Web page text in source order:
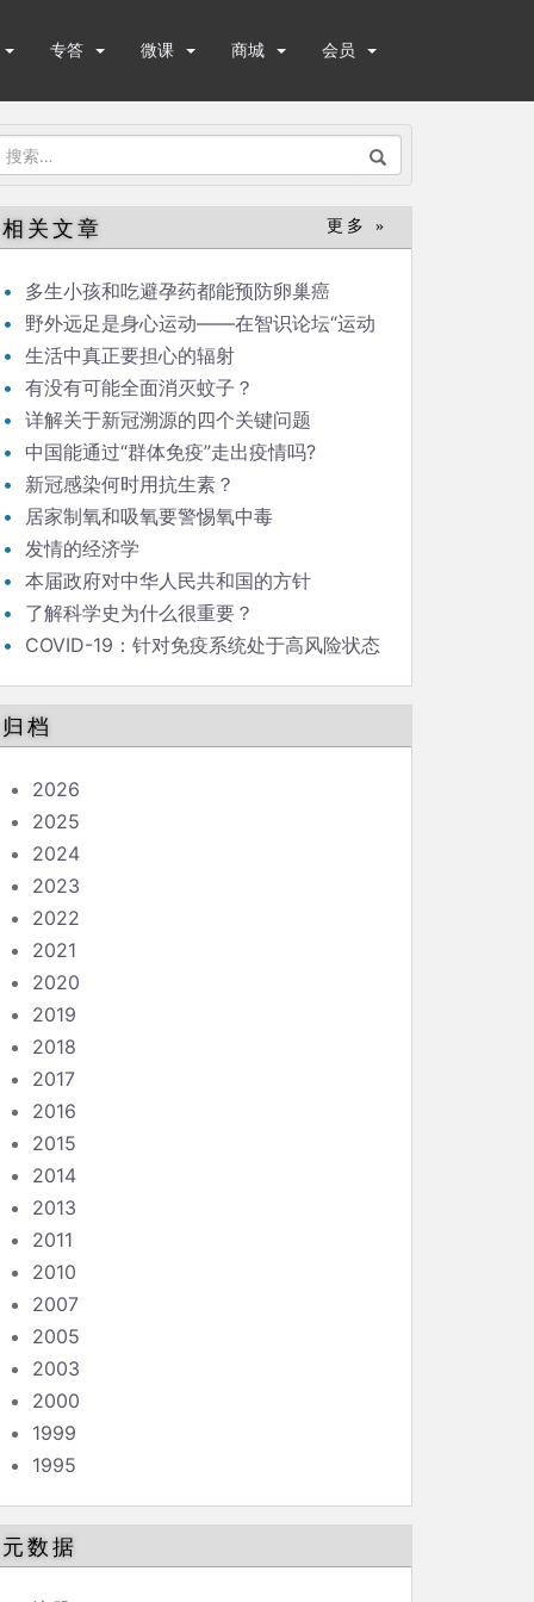
专答 微课 商城 会员
搜
：
相关文章 更多 »
多生小孩和吃避孕药都能预防卵巢癌
野外远足是身心运动——在智识论坛“运动
与健康”的发言
生活中真正要担心的辐射
有没有可能全面消灭蚊子？
详解关于新冠溯源的四个关键问题
中国能通过“群体免疫”走出疫情吗?
新冠感染何时用抗生素？
居家制氧和吸氧要警惕氧中毒
发情的经济学
本届政府对中华人民共和国的方针
了解科学史为什么很重要？
COVID-19：针对免疫系统处于高风险状态
归档
2026
2025
2024
2023
2022
2021
2020
2019
2018
2017
2016
2015
2014
2013
2011
2010
2007
2005
2003
2000
1999
1995
元数据